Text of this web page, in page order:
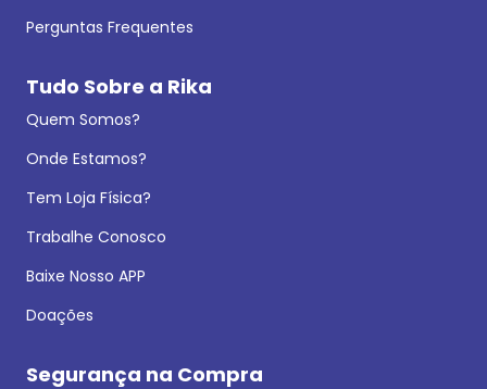
Perguntas Frequentes
Tudo Sobre a Rika
Quem Somos?
Onde Estamos?
Tem Loja Física?
Trabalhe Conosco
Baixe Nosso APP
Doações
Segurança na Compra